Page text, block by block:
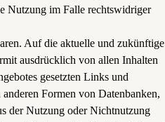
Nutzung im Falle rechtswidriger
Auf die aktuelle und zukünftige
ausdrücklich von allen Inhalten
gesetzten Links und
Formen von Datenbanken,
der Nutzung oder Nichtnutzung